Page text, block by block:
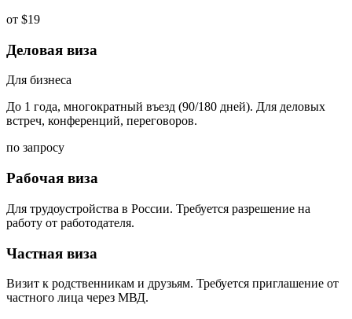
от $19
Деловая виза
Для бизнеса
До 1 года, многократный въезд (90/180 дней). Для деловых
встреч, конференций, переговоров.
по запросу
Рабочая виза
Для трудоустройства в России. Требуется разрешение на
работу от работодателя.
Частная виза
Визит к родственникам и друзьям. Требуется приглашение от
частного лица через МВД.